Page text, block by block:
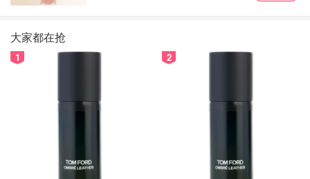
大家都在抢
1 2